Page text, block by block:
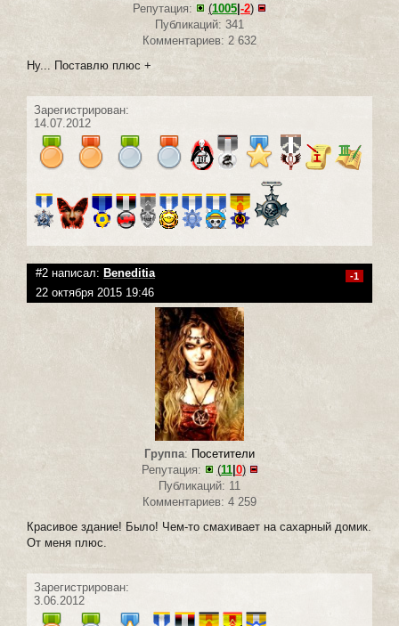
Репутация:
(1005|-2)
Публикаций: 341
Комментариев: 2 632
Ну... Поставлю плюс +
Зарегистрирован:
14.07.2012
#2 написал: Beneditia -1
22 октября 2015 19:46
Группа: Посетители
Репутация:
(11| 0)
Публикаций: 11
Комментариев: 4 259
Красивое здание! Было! Чем-то смахивает на сахарный домик.
От меня плюс.
Зарегистрирован:
3.06.2012